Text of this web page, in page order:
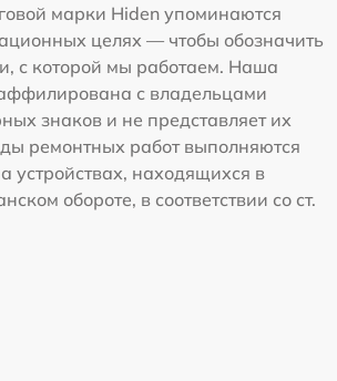
марки Hiden упоминаются
целях — чтобы обозначить
с которой мы работаем. Наша
с владельцами
знаков и не представляет их
ремонтных работ выполняются
устройствах, находящихся в
обороте, в соответствии со ст.